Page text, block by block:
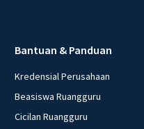
Bantuan & Panduan
Kredensial Perusahaan
Beasiswa Ruangguru
Cicilan Ruangguru